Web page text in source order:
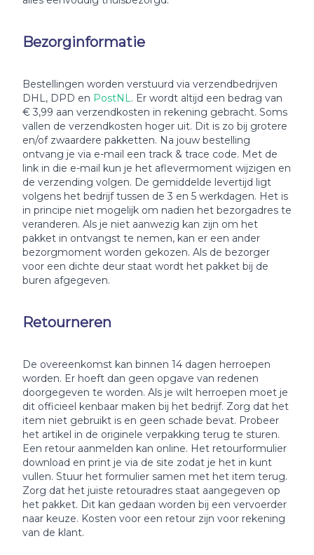
Bezorginformatie
Bestellingen worden verstuurd via verzendbedrijven
DHL, DPD en PostNL. Er wordt altijd een bedrag van
€ 3,99 aan verzendkosten in rekening gebracht. Soms
vallen de verzendkosten hoger uit. Dit is zo bij grotere
en/of zwaardere pakketten. Na jouw bestelling
ontvang je via e-mail een track & trace code. Met de
link in die e-mail kun je het aflevermoment wijzigen en
de verzending volgen. De gemiddelde levertijd ligt
volgens het bedrijf tussen de 3 en 5 werkdagen. Het is
in principe niet mogelijk om nadien het bezorgadres te
veranderen. Als je niet aanwezig kan zijn om het
pakket in ontvangst te nemen, kan er een ander
bezorgmoment worden gekozen. Als de bezorger
voor een dichte deur staat wordt het pakket bij de
buren afgegeven.
Retourneren
De overeenkomst kan binnen 14 dagen herroepen
worden. Er hoeft dan geen opgave van redenen
doorgegeven te worden. Als je wilt herroepen moet je
dit officieel kenbaar maken bij het bedrijf. Zorg dat het
item niet gebruikt is en geen schade bevat. Probeer
het artikel in de originele verpakking terug te sturen.
Een retour aanmelden kan online. Het retourformulier
download en print je via de site zodat je het in kunt
vullen. Stuur het formulier samen met het item terug.
Zorg dat het juiste retouradres staat aangegeven op
het pakket. Dit kan gedaan worden bij een vervoerder
naar keuze. Kosten voor een retour zijn voor rekening
van de klant.